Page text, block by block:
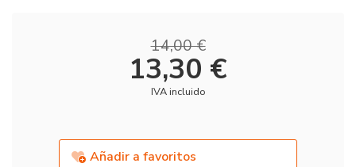
14,00 €
13,30 €
IVA incluido
Añadir a favoritos